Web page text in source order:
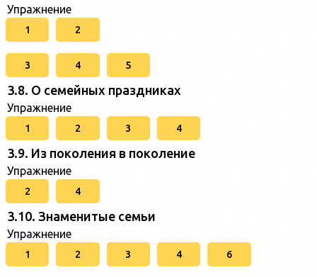
Упражнение
1 2
3 4 5
3.8. О семейных праздниках
Упражнение
1 2 3 4
3.9. Из поколения в поколение
Упражнение
2 4
3.10. Знаменитые семьи
Упражнение
1 2 3 4 6